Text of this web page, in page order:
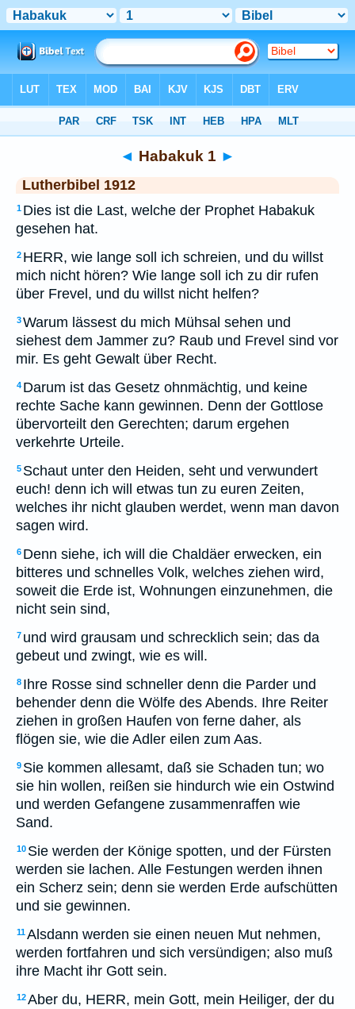
◄ Habakuk 1 ►
Lutherbibel 1912
1 Dies ist die Last, welche der Prophet Habakuk
gesehen hat.
2 HERR, wie lange soll ich schreien, und du willst
mich nicht hören? Wie lange soll ich zu dir rufen
über Frevel, und du willst nicht helfen?
3Warum lässest du mich Mühsal sehen und
siehest dem Jammer zu? Raub und Frevel sind vor
mir. Es geht Gewalt über Recht.
4 Darum ist das Gesetz ohnmächtig, und keine
rechte Sache kann gewinnen. Denn der Gottlose
übervorteilt den Gerechten; darum ergehen
verkehrte Urteile.
5 Schaut unter den Heiden, seht und verwundert
euch! denn ich will etwas tun zu euren Zeiten,
welches ihr nicht glauben werdet, wenn man davon
sagen wird.
6 Denn siehe, ich will die Chaldäer erwecken, ein
bitteres und schnelles Volk, welches ziehen wird,
soweit die Erde ist, Wohnungen einzunehmen, die
nicht sein sind,
7 und wird grausam und schrecklich sein; das da
gebeut und zwingt, wie es will.
8 Ihre Rosse sind schneller denn die Parder und
behender denn die Wölfe des Abends. Ihre Reiter
ziehen in großen Haufen von ferne daher, als
flögen sie, wie die Adler eilen zum Aas.
9 Sie kommen allesamt, daß sie Schaden tun; wo
sie hin wollen, reißen sie hindurch wie ein Ostwind
und werden Gefangene zusammenraffen wie
Sand.
10 Sie werden der Könige spotten, und der Fürsten
werden sie lachen. Alle Festungen werden ihnen
ein Scherz sein; denn sie werden Erde aufschütten
und sie gewinnen.
11Alsdann werden sie einen neuen Mut nehmen,
werden fortfahren und sich versündigen; also muß
ihre Macht ihr Gott sein.
12Aber du, HERR, mein Gott, mein Heiliger, der du